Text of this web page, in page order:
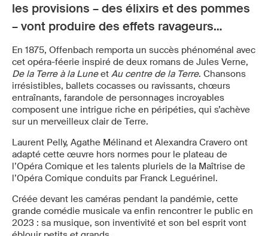
les provisions – des élixirs et des pommes
– vont produire des effets ravageurs…
En 1875, Offenbach remporta un succès phénoménal avec
cet opéra-féerie inspiré de deux romans de Jules Verne,
De la Terre à la Luneet Au centre de la Terre. Chansons
irrésistibles, ballets cocasses ou ravissants, chœurs
entraînants, farandole de personnages incroyables
composent une intrigue riche en péripéties, qui s’achève
sur un merveilleux clair de Terre.
Laurent Pelly, Agathe Mélinand et Alexandra Cravero ont
adapté cette œuvre hors normes pour le plateau de
l’Opéra Comique et les talents pluriels de la Maîtrise de
l’Opéra Comique conduits par Franck Leguérinel.
Créée devant les caméras pendant la pandémie, cette
grande comédie musicale va enfin rencontrer le public en
2023 : sa musique, son inventivité et son bel esprit vont